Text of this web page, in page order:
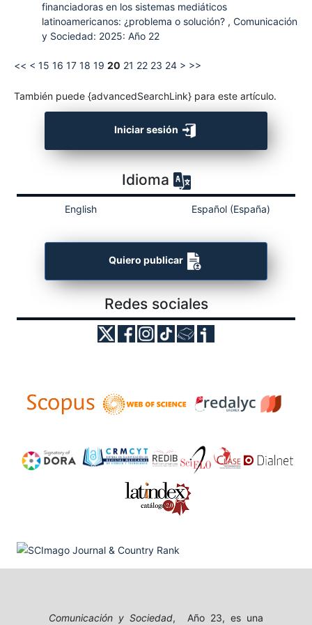
financiadoras en los sistemas mediáticos
latinoamericanos: ¿problema o solución? , Comunicación
y Sociedad: 2025: Año 22
<< < 15 16 17 18 19 20 21 22 23 24 > >>
También puede {advancedSearchLink} para este artículo.
Iniciar sesión
Idioma
English Español (España)
Quiero publicar
Redes sociales
Comunicación y Sociedad, Año 23, es una